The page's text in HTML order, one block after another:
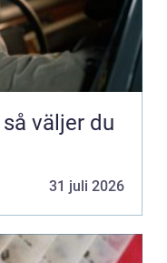
31 juli 2026